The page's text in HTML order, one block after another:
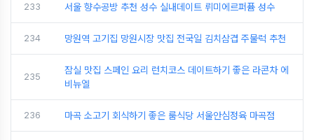
233 서울 향수공방 추천 성수 실내데이트 뤼미에르퍼퓸 성수
234 망원역 고기집 망원시장 맛집 전국일 김치삼겹 주물럭 추천
235
잠실 맛집 스페인 요리 런치코스 데이트하기 좋은 라콘차 에
비뉴엘
236 마곡 소고기 회식하기 좋은 룸식당 서울안심정육 마곡점